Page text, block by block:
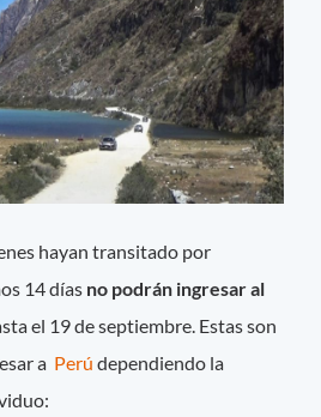
hayan transitado por
14 días no podrán ingresar al
el 19 de septiembre. Estas son
a Perúdependiendo la